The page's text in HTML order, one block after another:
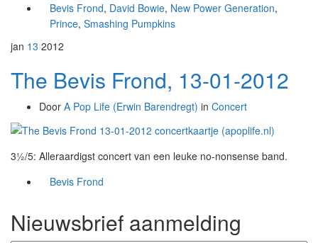
Bevis Frond, David Bowie, New Power Generation,
Prince, Smashing Pumpkins
jan 13 2012
The Bevis Frond, 13-01-2012
Door A Pop Life (Erwin Barendregt) in Concert
3½/5: Alleraardigst concert van een leuke no-nonsense band.
Bevis Frond
Nieuwsbrief aanmelding